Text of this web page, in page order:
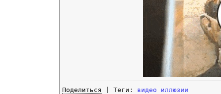
Поделиться | Теги: видео иллюзии